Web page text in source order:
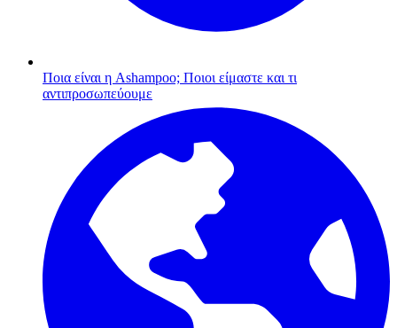
Ποια είναι η Ashampoo; Ποιοι είμαστε και τι
αντιπροσωπεύουμε